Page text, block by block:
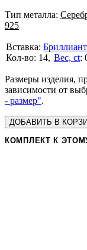
Тип металла:
925
14 Вес, ct:
Размеры изделия,
зависимости от
- размер".
ДОБАВИТЬ В
КОМПЛЕКТ К